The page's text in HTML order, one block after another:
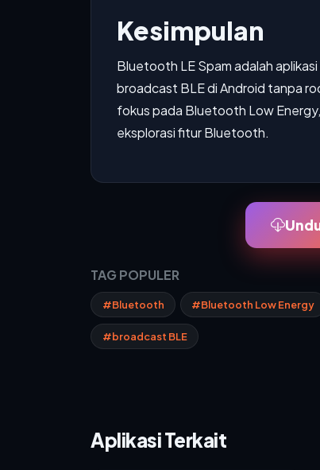
Kesimpulan
Bluetooth LE Spam adalah
broadcast BLE di Android tanpa
fokus pada Bluetooth Low
eksplorasi fitur Bluetooth.
TAG POPULER
#Bluetooth #Bluetooth Low Energy
#broadcast BLE
Aplikasi Terkait